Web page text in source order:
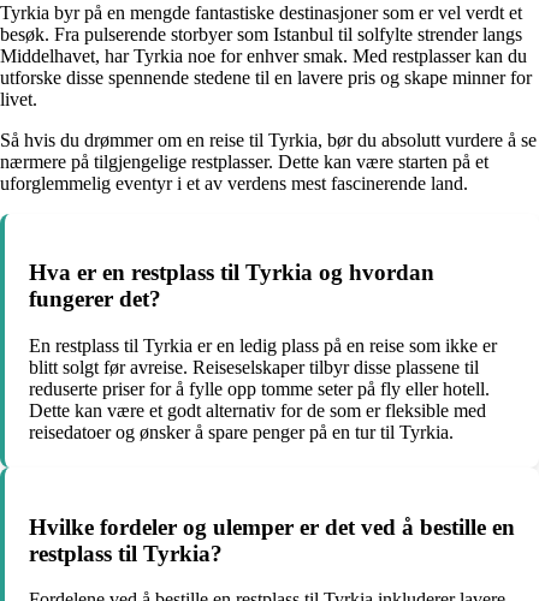
Tyrkia byr på en mengde fantastiske destinasjoner som er vel verdt et
besøk. Fra pulserende storbyer som Istanbul til solfylte strender langs
Middelhavet, har Tyrkia noe for enhver smak. Med restplasser kan du
utforske disse spennende stedene til en lavere pris og skape minner for
livet.
Så hvis du drømmer om en reise til Tyrkia, bør du absolutt vurdere å se
nærmere på tilgjengelige restplasser. Dette kan være starten på et
uforglemmelig eventyr i et av verdens mest fascinerende land.
Hva er en restplass til Tyrkia og hvordan
fungerer det?
En restplass til Tyrkia er en ledig plass på en reise som ikke er
blitt solgt før avreise. Reiseselskaper tilbyr disse plassene til
reduserte priser for å fylle opp tomme seter på fly eller hotell.
Dette kan være et godt alternativ for de som er fleksible med
reisedatoer og ønsker å spare penger på en tur til Tyrkia.
Hvilke fordeler og ulemper er det ved å bestille en
restplass til Tyrkia?